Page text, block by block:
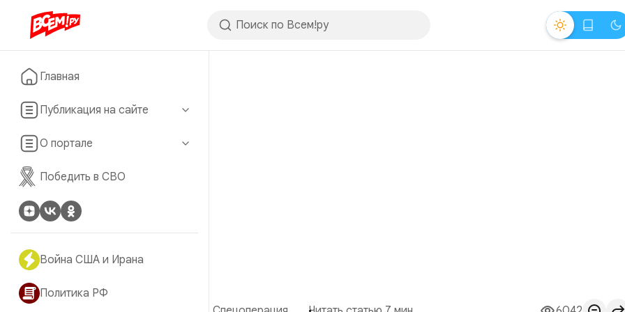
Главная
Публикация на сайте
О портале
Победить в СВО
Война США и Ирана
Политика РФ